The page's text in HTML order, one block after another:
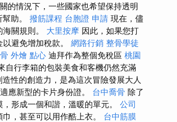
的情況下，一些國家也希望保持透明
助。 撥筋課程 台胞證 申請 現在，儘
關規則。 大里按摩 因此，如果您打
避免增加稅款。 網路行銷 整骨學徒
外燴 點心 迪拜作為整個免稅區 桃園
自行李箱的包裝美食和客機仍然充滿
性的創造力，是為這次冒險發展大人
應新型的卡片身份證。 台中喬骨 除了
形成一個和諧，溫暖的單元。 公司
，甚至可以用作酷上衣。 台中筋膜